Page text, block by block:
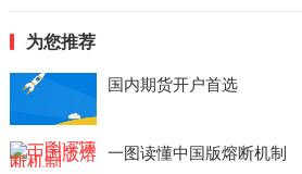
为您推荐
国内期货开户首选
一图读懂中国版熔断机制